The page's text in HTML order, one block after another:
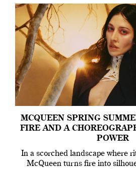
MCQUEEN SPRING
FIRE AND A
POWER
In a scorched landscape where
McQueen turns fire into